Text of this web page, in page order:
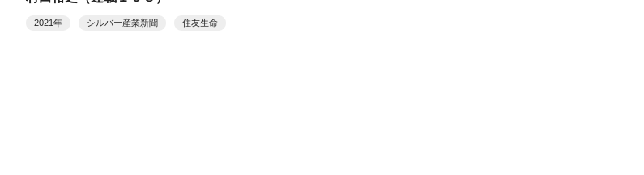
2021年 シルバー産業新聞 住友生命